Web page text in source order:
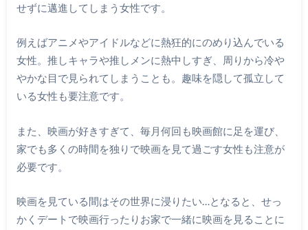
せずに邁進してしまう女性です。
例えばアニメやアイドルなどに熱狂的にのめり込んでいる
女性。推しキャラや推しメンに熱中しすぎ、周りから冷や
やかな目で見られてしまうことも。趣味を隠して孤立して
いる女性も要注意です。
また、映画が好きすぎて、毎月何回も映画館に足を運び、
家でも多くの時間を独りで映画を見て過ごす女性も注意が
必要です。
映画を見ている間はその世界に浸りたい…となると、せっ
かくデートで映画行ったりお家で一緒に映画を見ることに